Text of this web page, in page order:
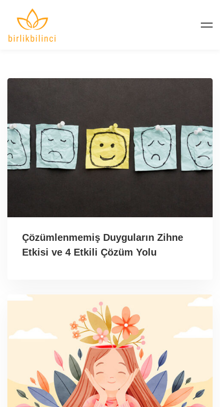
Çözümlenmemiş Duyguların Zihne
Etkisi ve 4 Etkili Çözüm Yolu